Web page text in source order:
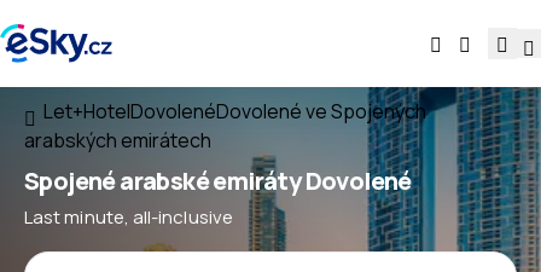
Let+HotelDovolenéDovolené ve Spojených
arabských emirátech
Spojené arabské emiráty Dovolené
Last minute, all-inclusive